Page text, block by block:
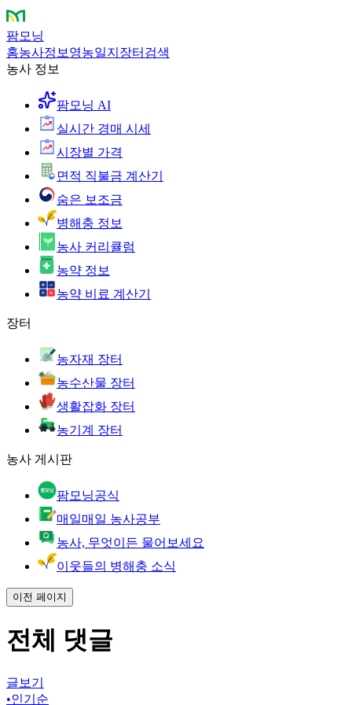
팜모닝
홈농사정보 영농일지 장터 검색
농사 정보
팜모닝 AI
실시간 경매 시세
시장별 가격
면적 직불금 계산기
숨은 보조금
병해충 정보
농사 커리큘럼
농약 정보
농약 비료 계산기
장터
농자재 장터
농수산물 장터
생활잡화 장터
농기계 장터
농사 게시판
팜모닝공식
매일매일 농사공부
농사, 무엇이든 물어보세요
이웃들의 병해충 소식
이전 페이지
전체 댓글
글보기
•인기순